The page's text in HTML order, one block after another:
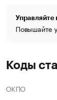
Управляйте
Повышайте
Коды
ОКПО